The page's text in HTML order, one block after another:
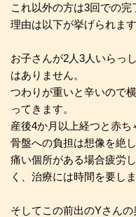
これ以外の方は3回での完
理由は以下が挙げられます
お子さんが2人3人いらっ
はありません。
つわりが重いと辛いので
ってきます。
産後4か月以上経つと赤
骨盤への負担は想像を絶し
痛い個所がある場合疲労
く、治療には時間を要しま
そしてこの前出のYさん